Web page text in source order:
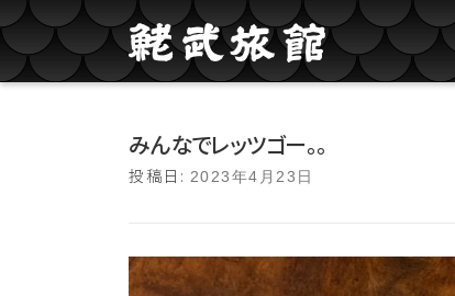
コンテンツへスキップ
みんなでレッツゴー。。
投稿日: 2023年4月23日